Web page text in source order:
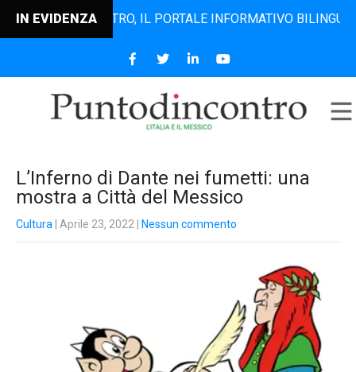
IN EVIDENZA
PUNTODINCONTRO, IL PORTALE INFORMATIVO BILINGUE
L’Inferno di Dante nei fumetti: una
mostra a Città del Messico
Cultura | Aprile 23, 2022 Nessun commento